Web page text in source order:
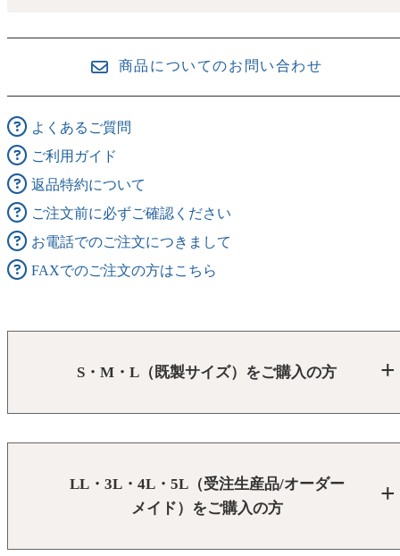
商品についてのお問い合わせ
よくあるご質問
ご利用ガイド
返品特約について
ご注文前に必ずご確認ください
お電話でのご注文につきまして
FAXでのご注文の方はこちら
S・M・L（既製サイズ）をご購入の方
LL・3L・4L・5L（受注生産品/オーダー
メイド）をご購入の方